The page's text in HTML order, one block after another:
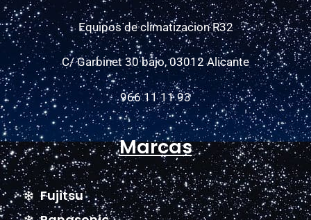
Equipos de climatizacion R32
C/ Garbinet 30 bajo, 03012 Alicante
966 11 11 93
Marcas
Fujitsu